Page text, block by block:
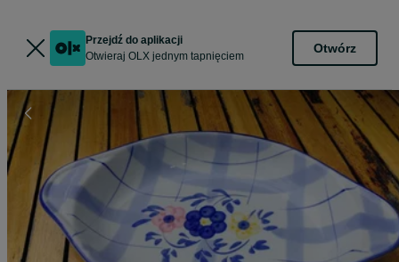
Przejdź do aplikacji
Otwieraj OLX jednym tapnięciem
Otwórz